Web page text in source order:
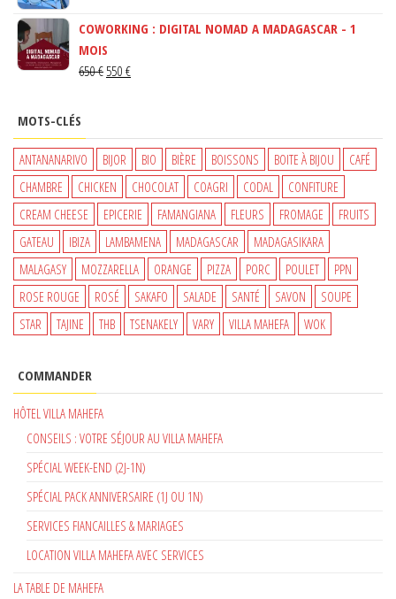
INITIAL
ÉTAIT :
15 €.
ACTUEL
13 €.
COWORKING : DIGITAL NOMAD A MADAGASCAR - 1
MOIS
650€ LE
650 €.
550 €LE
550 €.
MOTS-CLÉS
ANTANANARIVO BIJOR BIO BIÈRE BOISSONS BOITE À BIJOU
CAFÉ
CHAMBRE
CHICKEN CHOCOLAT COAGRI CODAL
CONFITURE
CREAM CHEESE
EPICERIE FAMANGIANA FLEURS FROMAGE
FRUITS
GATEAU
IBIZA LAMBAMENA MADAGASCAR
MADAGASIKARA
MALAGASY
MOZZARELLA ORANGE PIZZA PORC POULET
PPN
ROSE ROUGE
ROSÉ SAKAFO SALADE SANTÉ SAVON
SOUPE
STAR
TAJINE THB TSENAKELY VARY VILLA MAHEFA WOK
COMMANDER
HÔTEL VILLA MAHEFA
CONSEILS : VOTRE SÉJOUR AU VILLA MAHEFA
SPÉCIAL WEEK-END (2J-1N)
SPÉCIAL PACK ANNIVERSAIRE (1J OU 1N)
SERVICES FIANCAILLES & MARIAGES
LOCATION VILLA MAHEFA AVEC SERVICES
LA TABLE DE MAHEFA